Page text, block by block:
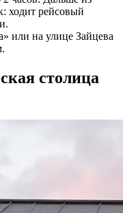
ходит рейсовый
или на улице Зайцева
столица